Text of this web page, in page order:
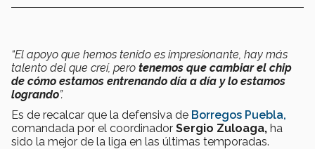
“El apoyo que hemos tenido es impresionante, hay más
talento del que creí, pero tenemos que cambiar el chip
de cómo estamos entrenando día a día y lo estamos
logrando”.
Es de recalcar que la defensiva de Borregos Puebla,
comandada por el coordinador Sergio Zuloaga, ha
sido la mejor de la liga en las últimas temporadas.